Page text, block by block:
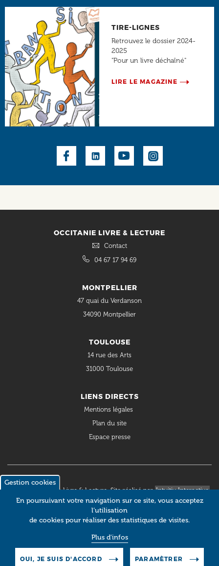
TIRE-LIGNES
Retrouvez le dossier 2024-
2025
"Pour un livre déchaîné"
LIRE LE MAGAZINE
OCCITANIE LIVRE & LECTURE
Contact
04 67 17 94 69
MONTPELLIER
47 quai du Verdanson
34090 Montpellier
TOULOUSE
14 rue des Arts
31000 Toulouse
LIENS DIRECTS
Mentions légales
Plan du site
Espace presse
© 2018 Occitanie Livre & Lecture. Site réalisé parIntuitiv Interactive
Gestion cookies
En poursuivant votre navigation sur ce site, vous acceptez
l’utilisation
de cookies pour réaliser des statistiques de visites.
Plus d'infos
OUI, JE SUIS D'ACCORD PARAMÈTRER